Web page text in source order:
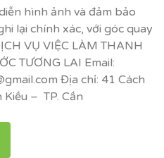
hình ảnh và đảm bảo
lại chính xác, với góc quay
VỤ VIỆC LÀM THANH
TƯƠNG LAI Email:
Địa chỉ: 41 Cách
– TP. Cần